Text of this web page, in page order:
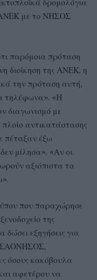
δρομολόγια
ΑΝΕΚ με το ΝΗΣΟΣ
παρόμοια πρόταση
διοίκηση της ΑΝΕΚ, η
την πρόταση αυτή,
τηλέφωνα». «Η
διαγωνισμό με
αντικατάστασης
πέταξαν έξω
μίλησα». «Αν οι
αξιόπιστα τα
που παραχώρησε
της
εξηγήσεις για
ΣΑΟΝΗΣΟΣ,
όσους κακόβουλα
αφετέρου να